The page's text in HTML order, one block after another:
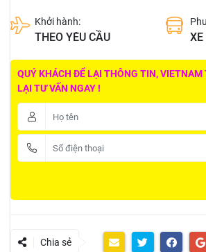
Khởi hành:
THEO YÊU CẦU XE
QUÝ KHÁCH ĐỂ LẠI THÔNG TIN, VIETNAM
LẠI TƯ VẤN NGAY !
Chia sẻ